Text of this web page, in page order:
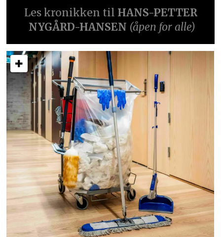
Les kronikken til HANS-PETTER
NYGÅRD-HANSEN (åpen for alle)